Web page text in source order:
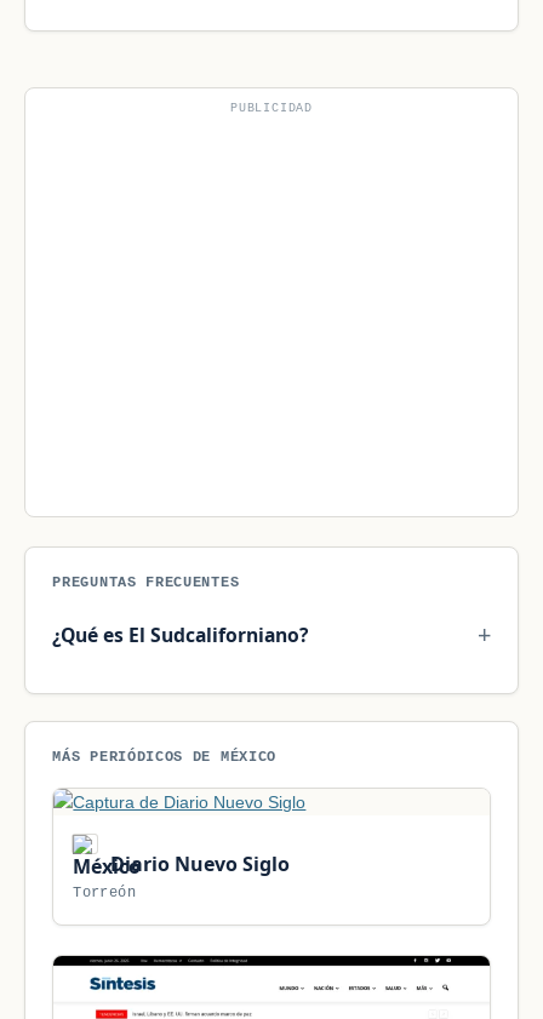
PUBLICIDAD
PREGUNTAS FRECUENTES
¿Qué es El Sudcaliforniano?
MÁS PERIÓDICOS DE MÉXICO
Diario Nuevo Siglo
Torreón